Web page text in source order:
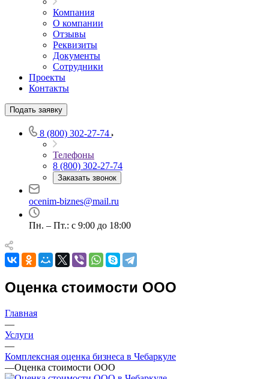
Компания
О компании
Отзывы
Реквизиты
Документы
Сотрудники
Проекты
Контакты
Подать заявку
8 (800) 302-27-74
Телефоны
8 (800) 302-27-74
Заказать звонок
ocenim-biznes@mail.ru
Пн. – Пт.: с 9:00 до 18:00
Оценка стоимости ООО
Главная
—
Услуги
—
Комплексная оценка бизнеса в Чебаркуле
—Оценка стоимости ООО
Выберите ваш город
Например:Чебаркуль
Абдулино
Алушта
Альметьевск
Ангарск
Апатиты
Апрелевка
Арамиль
Арзамас
Архангельск